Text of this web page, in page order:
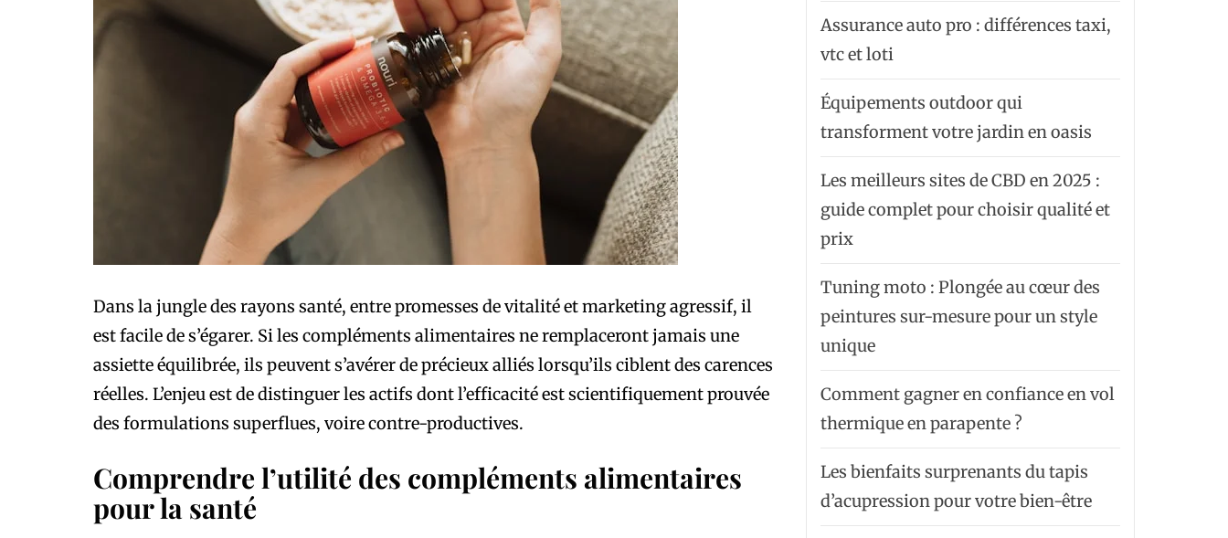
Dans la jungle des rayons santé, entre promesses de vitalité et marketing agressif, il
est facile de s’égarer. Si les compléments alimentaires ne remplaceront jamais une
assiette équilibrée, ils peuvent s’avérer de précieux alliés lorsqu’ils ciblent des carences
réelles. L’enjeu est de distinguer les actifs dont l’efficacité est scientifiquement prouvée
des formulations superflues, voire contre-productives.
Comprendre l’utilité des compléments alimentaires
pour la santé
Assurance auto pro : différences taxi,
vtc et loti
Équipements outdoor qui
transforment votre jardin en oasis
Les meilleurs sites de CBD en 2025 :
guide complet pour choisir qualité et
prix
Tuning moto : Plongée au cœur des
peintures sur-mesure pour un style
unique
Comment gagner en confiance en vol
thermique en parapente ?
Les bienfaits surprenants du tapis
d’acupression pour votre bien-être